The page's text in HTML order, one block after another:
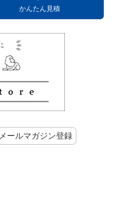
かんたん見積
メールマガジン登録